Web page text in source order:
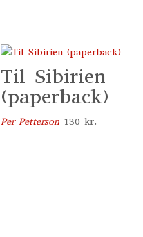
Til Sibirien
(paperback)
Per Petterson 130 kr.